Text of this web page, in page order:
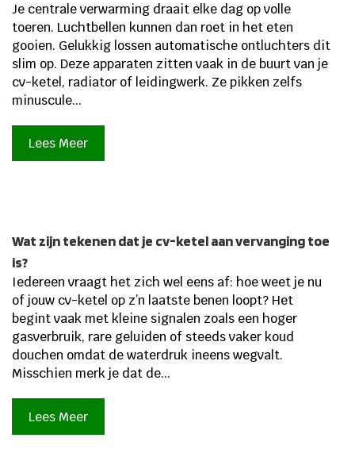
Je centrale verwarming draait elke dag op volle
toeren. Luchtbellen kunnen dan roet in het eten
gooien. Gelukkig lossen automatische ontluchters dit
slim op. Deze apparaten zitten vaak in de buurt van je
cv-ketel, radiator of leidingwerk. Ze pikken zelfs
minuscule...
Lees Meer
Wat zijn tekenen dat je cv-ketel aan vervanging toe
is?
Iedereen vraagt het zich wel eens af: hoe weet je nu
of jouw cv-ketel op z’n laatste benen loopt? Het
begint vaak met kleine signalen zoals een hoger
gasverbruik, rare geluiden of steeds vaker koud
douchen omdat de waterdruk ineens wegvalt.
Misschien merk je dat de...
Lees Meer